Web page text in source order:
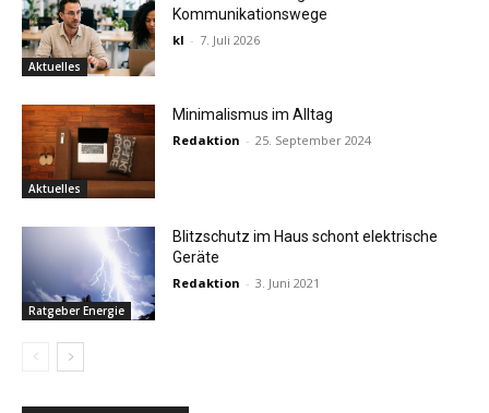
Aktuelles
Kommunikationswege
kl - 7. Juli 2026
Aktuelles
Minimalismus im Alltag
Redaktion - 25. September 2024
Ratgeber Energie
Blitzschutz im Haus schont elektrische
Geräte
Redaktion - 3. Juni 2021